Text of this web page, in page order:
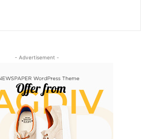
- Advertisement -